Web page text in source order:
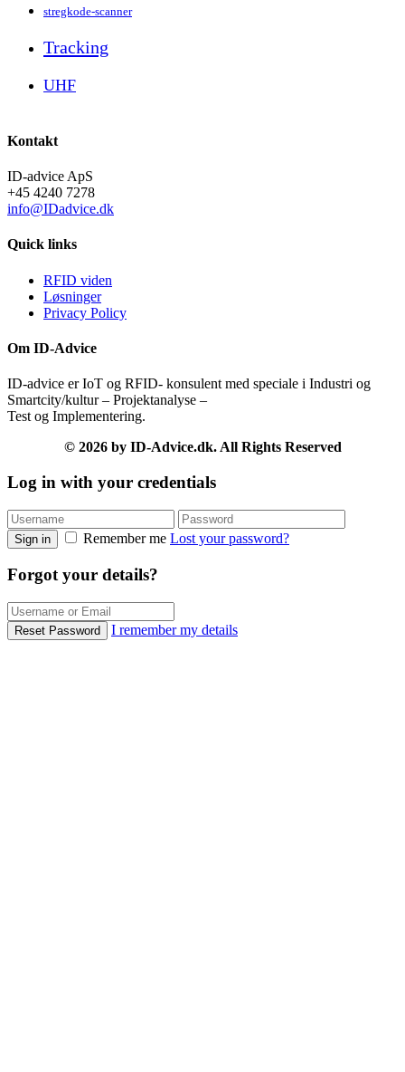
stregkode-scanner
Tracking
UHF
Kontakt
ID-advice ApS
+45 4240 7278
info@IDadvice.dk
Quick links
RFID viden
Løsninger
Privacy Policy
Om ID-Advice
ID-advice er IoT og RFID- konsulent med speciale i Industri og
Smartcity/kultur – Projektanalyse –
Test og Implementering.
© 2026 by ID-Advice.dk. All Rights Reserved
Log in with your credentials
Sign in Remember me Lost your password?
Forgot your details?
Reset Password I remember my details